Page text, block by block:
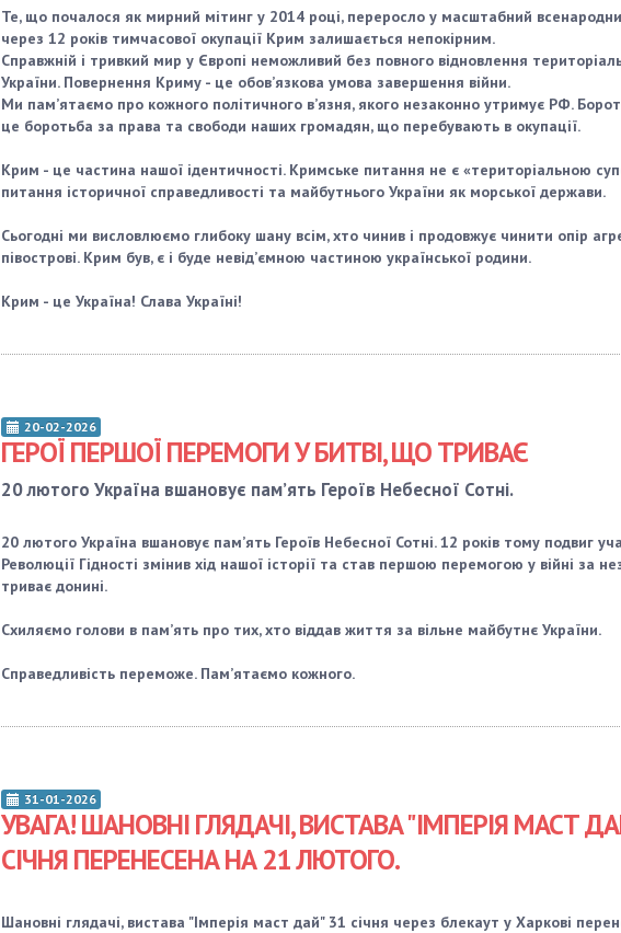
Те, що почалося як мирний мітинг у 2014 році, переросло у масштабний
через 12 років тимчасової окупації Крим залишається непокірним.
Справжній і тривкий мир у Європі неможливий без повного відновлення
України. Повернення Криму - це обов’язкова умова завершення війни.
Ми пам’ятаємо про кожного політичного в’язня, якого незаконно утримує РФ.
це боротьба за права та свободи наших громадян, що перебувають в окупації.
Крим - це частина нашої ідентичності. Кримське питання не є «територіальною
питання історичної справедливості та майбутнього України як морської держави.
Сьогодні ми висловлюємо глибоку шану всім, хто чинив і продовжує чинити опір
півострові. Крим був, є і буде невід’ємною частиною української родини.
Крим - це Україна! Слава Україні!
20-02-2026
ГЕРОЇ ПЕРШОЇ ПЕРЕМОГИ У БИТВІ, ЩО ТРИВАЄ
20 лютого Україна вшановує пам’ять Героїв Небесної Сотні.
20 лютого Україна вшановує пам’ять Героїв Небесної Сотні. 12 років тому подвиг
Революції Гідності змінив хід нашої історії та став першою перемогою у війні за
триває донині.
Схиляємо голови в пам’ять про тих, хто віддав життя за вільне майбутнє України.
Справедливість переможе. Пам’ятаємо кожного.
31-01-2026
УВАГА! ШАНОВНІ ГЛЯДАЧІ, ВИСТАВА "ІМПЕРІЯ МАСТ
СІЧНЯ ПЕРЕНЕСЕНА НА 21 ЛЮТОГО.
Шановні глядачі, вистава "Імперія маст дай" 31 січня через блекаут у Харкові